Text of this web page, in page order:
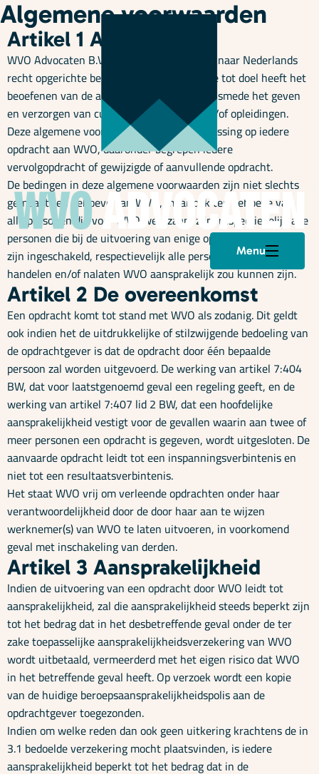
Menu
Onze specialisaties
Kennisbank
Cursussen
Podcasts
Over ons
Plan een afspraak
Algemene voorwaarden
Artikel 1 Algemeen
WVO Advocaten B.V., (hierna: ‘WVO’) is een naar Nederlands
recht opgerichte besloten vennootschap die tot doel heeft het
beoefenen van de advocatuur, mediation, alsmede het geven
en verzorgen van cursussen, trainingen en/of opleidingen.
Deze algemene voorwaarden zijn van toepassing op iedere
opdracht aan WVO, daaronder begrepen iedere
vervolgopdracht of gewijzigde of aanvullende opdracht.
De bedingen in deze algemene voorwaarden zijn niet slechts
gemaakt ten behoeve van WVO, maar ook ten behoeve van
alle personen die voor WVO werkzaam zijn, respectievelijk alle
personen die bij de uitvoering van enige opdracht door WVO
zijn ingeschakeld, respectievelijk alle personen voor wiens
handelen en/of nalaten WVO aansprakelijk zou kunnen zijn.
Artikel 2 De overeenkomst
Een opdracht komt tot stand met WVO als zodanig. Dit geldt
ook indien het de uitdrukkelijke of stilzwijgende bedoeling van
de opdrachtgever is dat de opdracht door één bepaalde
persoon zal worden uitgevoerd. De werking van artikel 7:404
BW, dat voor laatstgenoemd geval een regeling geeft, en de
werking van artikel 7:407 lid 2 BW, dat een hoofdelijke
aansprakelijkheid vestigt voor de gevallen waarin aan twee of
meer personen een opdracht is gegeven, wordt uitgesloten. De
aanvaarde opdracht leidt tot een inspanningsverbintenis en
niet tot een resultaatsverbintenis.
Het staat WVO vrij om verleende opdrachten onder haar
verantwoordelijkheid door de door haar aan te wijzen
werknemer(s) van WVO te laten uitvoeren, in voorkomend
geval met inschakeling van derden.
Artikel 3 Aansprakelijkheid
Indien de uitvoering van een opdracht door WVO leidt tot
aansprakelijkheid, zal die aansprakelijkheid steeds beperkt zijn
tot het bedrag dat in het desbetreffende geval onder de ter
zake toepasselijke aansprakelijkheidsverzekering van WVO
wordt uitbetaald, vermeerderd met het eigen risico dat WVO
in het betreffende geval heeft. Op verzoek wordt een kopie
van de huidige beroepsaansprakelijkheidspolis aan de
opdrachtgever toegezonden.
Indien om welke reden dan ook geen uitkering krachtens de in
3.1 bedoelde verzekering mocht plaatsvinden, is iedere
aansprakelijkheid beperkt tot het bedrag dat in de